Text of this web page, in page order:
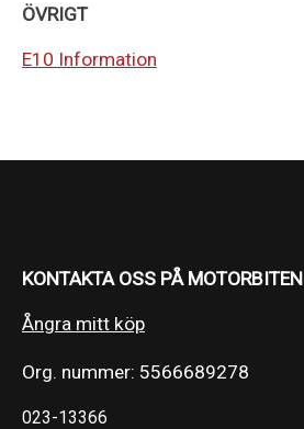
ÖVRIGT
E10 Information
KONTAKTA OSS PÅ MOTORBITEN
Ångra mitt köp
Org. nummer: 5566689278
023-13366